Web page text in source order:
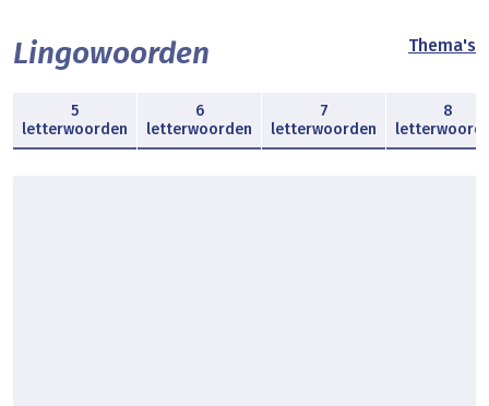
Lingowoorden Thema's
5
letterwoorden
6
letterwoorden
7
letterwoorden
8